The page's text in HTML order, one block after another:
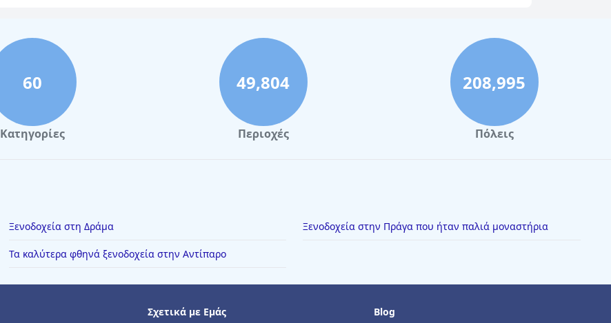
60
Κατηγορίες
49,804
Περιοχές
208,995
Πόλεις
Ξενοδοχεία στη Δράμα Ξενοδοχεία στην Πράγα που ήταν παλιά μοναστήρια
Τα καλύτερα φθηνά ξενοδοχεία στην Αντίπαρο
Σχετικά με Εμάς
Blog